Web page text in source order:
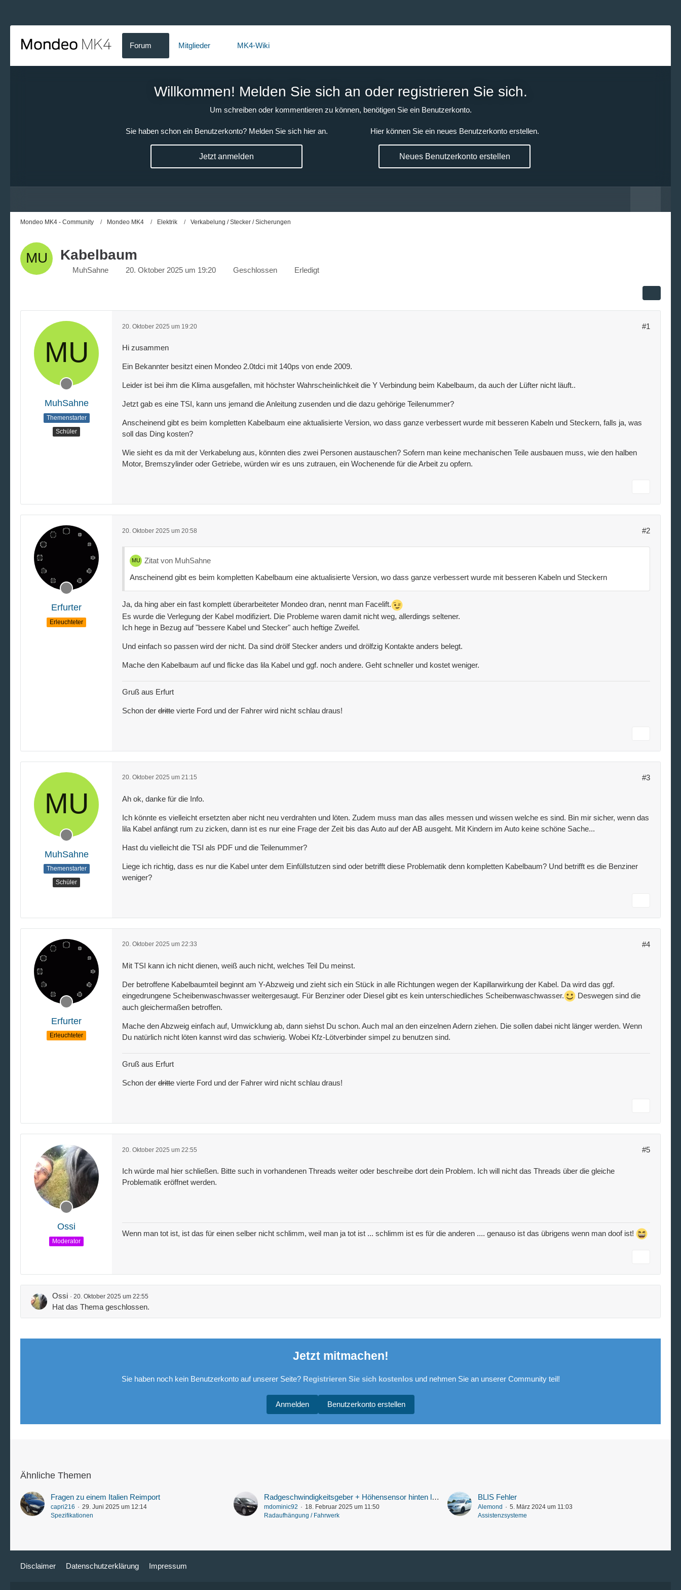
Forum Mitglieder MK4-Wiki
Willkommen! Melden Sie sich an oder registrieren Sie sich.
Um schreiben oder kommentieren zu können, benötigen Sie ein Benutzerkonto.
Sie haben schon ein Benutzerkonto? Melden Sie sich hier an.
Jetzt anmelden
Hier können Sie ein neues Benutzerkonto erstellen.
Neues Benutzerkonto erstellen
Mondeo MK4 - Community Mondeo MK4 Elektrik Verkabelung / Stecker / Sicherungen
Kabelbaum
MuhSahne 20. Oktober 2025 um 19:20 Geschlossen Erledigt
MuhSahne
Themenstarter
Schüler
20. Oktober 2025 um 19:20 #1
Hi zusammen
Ein Bekannter besitzt einen Mondeo 2.0tdci mit 140ps von ende 2009.
Leider ist bei ihm die Klima ausgefallen, mit höchster Wahrscheinlichkeit die Y Verbindung beim Kabelbaum, da auch der Lüfter nicht läuft..
Jetzt gab es eine TSI, kann uns jemand die Anleitung zusenden und die dazu gehörige Teilenummer?
Anscheinend gibt es beim kompletten Kabelbaum eine aktualisierte Version, wo dass ganze verbessert wurde mit besseren Kabeln und Steckern, falls ja, was
soll das Ding kosten?
Wie sieht es da mit der Verkabelung aus, könnten dies zwei Personen austauschen? Sofern man keine mechanischen Teile ausbauen muss, wie den halben
Motor, Bremszylinder oder Getriebe, würden wir es uns zutrauen, ein Wochenende für die Arbeit zu opfern.
Erfurter
Erleuchteter
20. Oktober 2025 um 20:58 #2
Zitat von MuhSahne
Anscheinend gibt es beim kompletten Kabelbaum eine aktualisierte Version, wo dass ganze verbessert wurde mit besseren Kabeln und Steckern
Ja, da hing aber ein fast komplett überarbeiteter Mondeo dran, nennt man Facelift.
Es wurde die Verlegung der Kabel modifiziert. Die Probleme waren damit nicht weg, allerdings seltener.
Ich hege in Bezug auf "bessere Kabel und Stecker" auch heftige Zweifel.
Und einfach so passen wird der nicht. Da sind drölf Stecker anders und drölfzig Kontakte anders belegt.
Mache den Kabelbaum auf und flicke das lila Kabel und ggf. noch andere. Geht schneller und kostet weniger.
Gruß aus Erfurt
Schon der dritte vierte Ford und der Fahrer wird nicht schlau draus!
MuhSahne
Themenstarter
Schüler
20. Oktober 2025 um 21:15 #3
Ah ok, danke für die Info.
Ich könnte es vielleicht ersetzten aber nicht neu verdrahten und löten. Zudem muss man das alles messen und wissen welche es sind. Bin mir sicher, wenn das
lila Kabel anfängt rum zu zicken, dann ist es nur eine Frage der Zeit bis das Auto auf der AB ausgeht. Mit Kindern im Auto keine schöne Sache...
Hast du vielleicht die TSI als PDF und die Teilenummer?
Liege ich richtig, dass es nur die Kabel unter dem Einfüllstutzen sind oder betrifft diese Problematik denn kompletten Kabelbaum? Und betrifft es die Benziner
weniger?
Erfurter
Erleuchteter
20. Oktober 2025 um 22:33 #4
Mit TSI kann ich nicht dienen, weiß auch nicht, welches Teil Du meinst.
Der betroffene Kabelbaumteil beginnt am Y-Abzweig und zieht sich ein Stück in alle Richtungen wegen der Kapillarwirkung der Kabel. Da wird das ggf.
eingedrungene Scheibenwaschwasser weitergesaugt. Für Benziner oder Diesel gibt es kein unterschiedliches Scheibenwaschwasser.
Deswegen sind die
auch gleichermaßen betroffen.
Mache den Abzweig einfach auf, Umwicklung ab, dann siehst Du schon. Auch mal an den einzelnen Adern ziehen. Die sollen dabei nicht länger werden. Wenn
Du natürlich nicht löten kannst wird das schwierig. Wobei Kfz-Lötverbinder simpel zu benutzen sind.
Gruß aus Erfurt
Schon der dritte vierte Ford und der Fahrer wird nicht schlau draus!
Ossi
Moderator
20. Oktober 2025 um 22:55 #5
Ich würde mal hier schließen. Bitte such in vorhandenen Threads weiter oder beschreibe dort dein Problem. Ich will nicht das Threads über die gleiche
Problematik eröffnet werden.
Wenn man tot ist, ist das für einen selber nicht schlimm, weil man ja tot ist ... schlimm ist es für die anderen .... genauso ist das übrigens wenn man doof ist!
Ossi 20. Oktober 2025 um 22:55
Hat das Thema geschlossen.
Jetzt mitmachen!
Sie haben noch kein Benutzerkonto auf unserer Seite? Registrieren Sie sich kostenlosund nehmen Sie an unserer Community teil!
Benutzerkonto erstellen
Anmelden
Ähnliche Themen
Fragen zu einem Italien Reimport
capri216
29. Juni 2025 um 12:14
Spezifikationen
Radgeschwindigkeitsgeber + Höhensensor hinten links Probleme
mdominic92
18. Februar 2025 um 11:50
Radaufhängung / Fahrwerk
BLIS Fehler
Alemond
5. März 2024 um 11:03
Assistenzsysteme
Disclaimer Datenschutzerklärung Impressum